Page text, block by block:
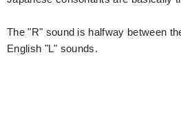
The "R" sound is halfway between
English "L" sounds.